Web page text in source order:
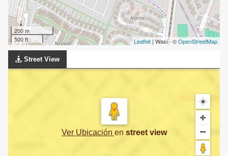
200 m
500 ft
Leaflet | Wasi - ©OpenStreetMap
Street View
Ver Ubicación en street view